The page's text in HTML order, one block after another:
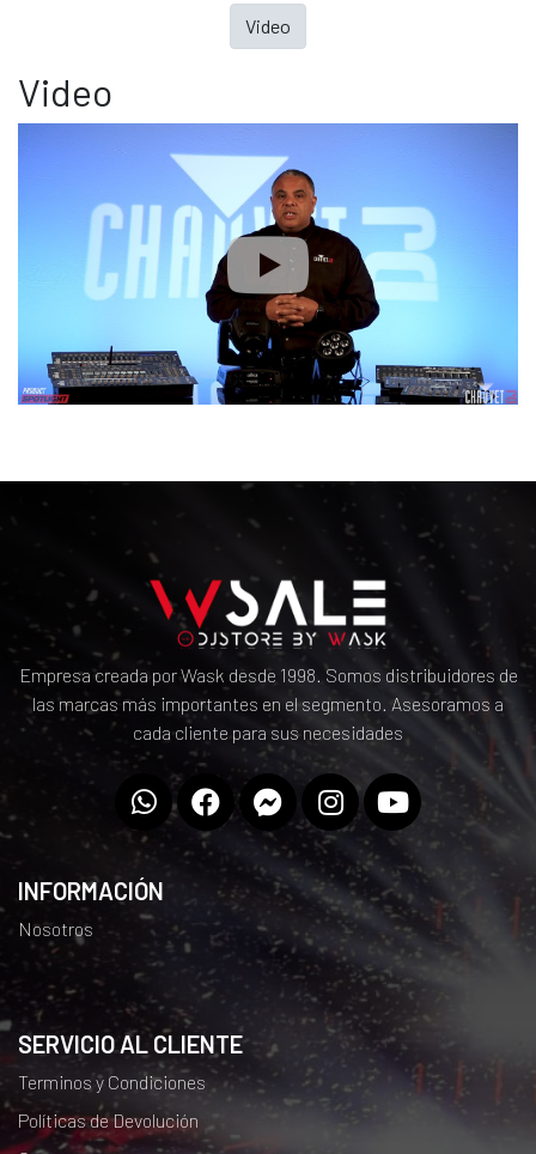
Video
Video
Empresa creada por Wask desde 1998. Somos distribuidores de
las marcas más importantes en el segmento. Asesoramos a
cada cliente para sus necesidades
INFORMACIÓN
Nosotros
SERVICIO AL CLIENTE
Terminos y Condiciones
Políticas de Devolución